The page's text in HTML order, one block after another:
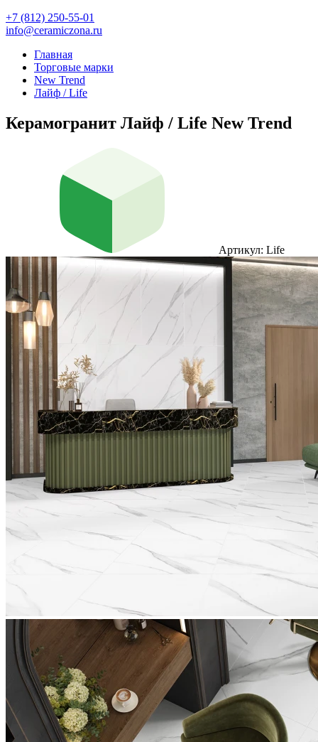
+7 (812) 250-55-01
info@ceramiczona.ru
Главная
Торговые марки
New Trend
Лайф / Life
Керамогранит Лайф / Life New Trend
Артикул: Life